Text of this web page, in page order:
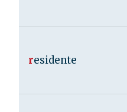
residente